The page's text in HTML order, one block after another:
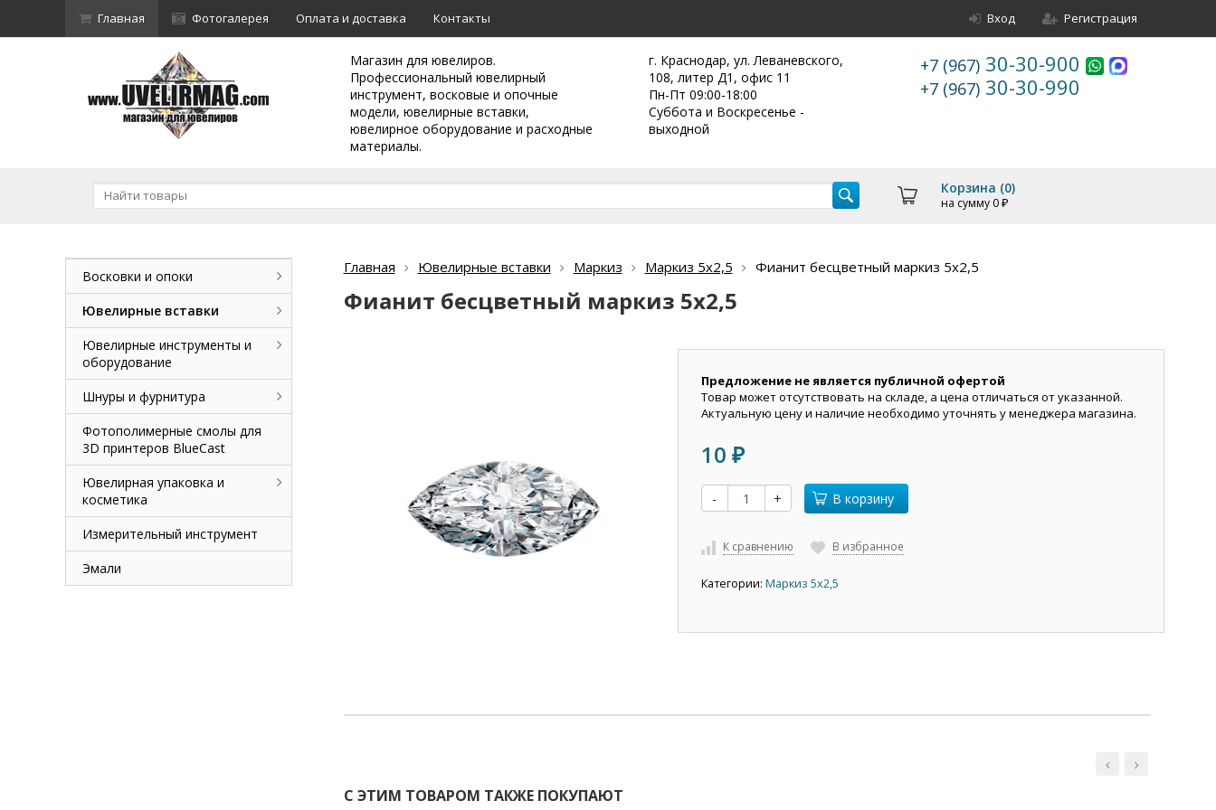
Главная Фотогалерея Оплата и доставка Контакты Вход Регистрация
Магазин для ювелиров.
Профессиональный ювелирный
инструмент, восковые и опочные
модели, ювелирные вставки,
ювелирное оборудование и расходные
материалы.
г. Краснодар, ул. Леваневского,
108, литер Д1, офис 11
Пн-Пт 09:00-18:00
Суббота и Воскресенье -
выходной
+7 (967) 30-30-900
+7 (967) 30-30-990
Корзина (0)
на сумму 0 ₽
Главная Ювелирные вставки Маркиз Маркиз 5х2,5 Фианит бесцветный маркиз 5х2,5
Фианит бесцветный маркиз 5х2,5
Предложение не является публичной офертой
Товар может отсутствовать на складе, а цена отличаться от указанной.
Актуальную цену и наличие необходимо уточнять у менеджера магазина.
10 ₽
- + В корзину
К сравнению В избранное
Категории: Маркиз 5х2,5
С ЭТИМ ТОВАРОМ ТАКЖЕ ПОКУПАЮТ
Восковки и опоки
Ювелирные вставки
Ювелирные инструменты и
оборудование
Шнуры и фурнитура
Фотополимерные смолы для
3D принтеров BlueCast
Ювелирная упаковка и
косметика
Измерительный инструмент
Эмали